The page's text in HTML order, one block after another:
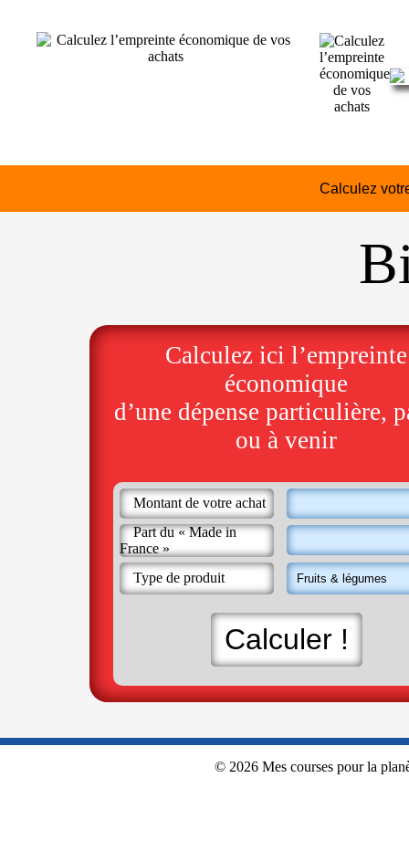
Calculez
Calculez ici l’empreinte
économique
d’une dépense particulière,
ou à venir
Montant de votre achat
Part du « Made in
France »
Type de produit
© 2026Mes courses pour la